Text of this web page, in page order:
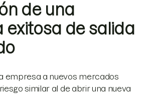
de una
exitosa de salida
empresa a nuevos mercados
similar al de abrir una nueva